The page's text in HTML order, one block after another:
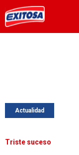
Actualidad
Triste suceso